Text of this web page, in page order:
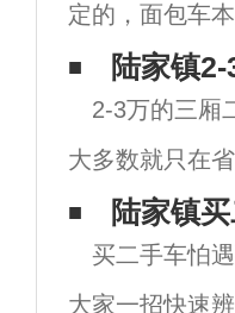
定的，面包车
所以二手车自
是可以买的，
买，需要满足
面小
陆家镇
2-3万的三厢
大多数就只在
龄可能有点久
问题，下面小
陆家镇
买二手车怕
大家一招快速